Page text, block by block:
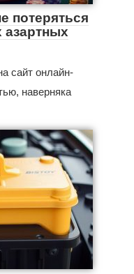
потеряться
сайт онлайн-
наверняка